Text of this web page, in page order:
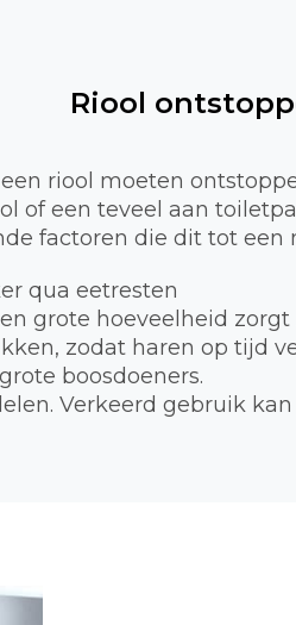
Riool
riool moeten
of een teveel aan
factoren die dit tot
qua eetresten
grote hoeveelheid
zodat haren op tijd
boosdoeners.
Verkeerd gebruik